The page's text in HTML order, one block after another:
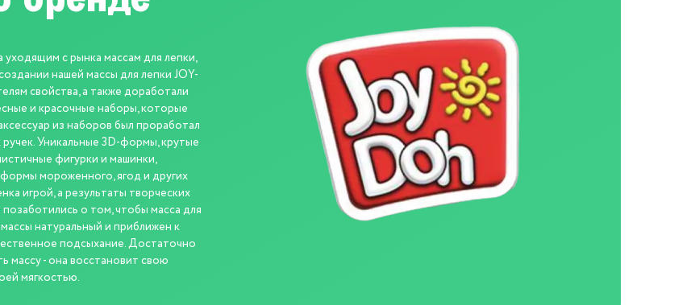
с рынка массам для лепки,
нашей массы для лепки JOY-
свойства, а также доработали
и красочные наборы, которые
из наборов был проработал
Уникальные 3D-формы, крутые
фигурки и машинки,
мороженного, ягод и других
игрой, а результаты творческих
о том, чтобы масса для
натуральный и приближен к
подсыхание. Достаточно
массу - она восстановит свою
мягкостью.